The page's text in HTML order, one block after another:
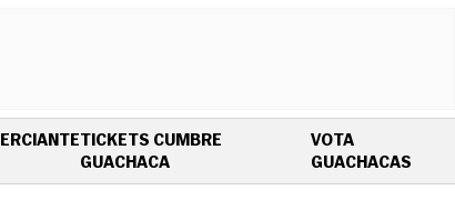
TICKETS CUMBRE
GUACHACAOPENS IN NEW WINDOW
VOTA
GUACHACAS